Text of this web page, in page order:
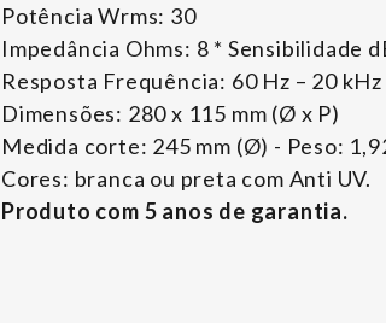
Potência Wrms: 30
Impedância Ohms: 8 * Sensibilidade
Resposta Frequência: 60 Hz – 20 kHz
Dimensões: 280 x 115 mm (Ø x P)
Medida corte: 245 mm (Ø) - Peso:
Cores: branca ou preta com Anti UV.
Produto com 5 anos de garantia.